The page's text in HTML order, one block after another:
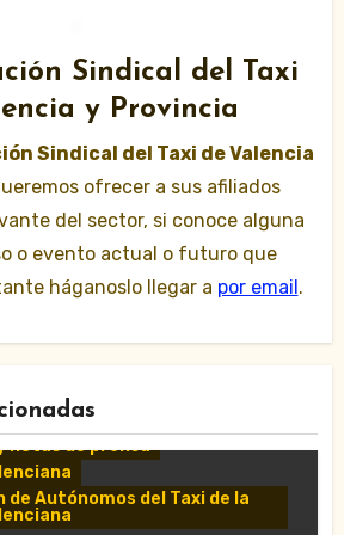
Sindical del Taxi
y Provincia
Sindical del Taxi de Valencia
ofrecer a sus afiliados
del sector, si conoce alguna
o evento actual o futuro que
háganoslo llegar a por email.
notas de prensa
Autónomos del Taxi de la